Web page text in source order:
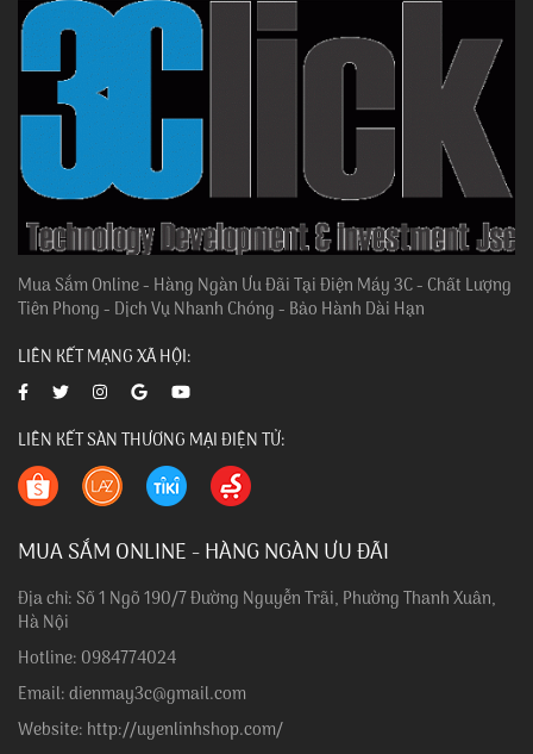
Mua Sắm Online - Hàng Ngàn Ưu Đãi Tại Điện Máy 3C - Chất Lượng
Tiên Phong - Dịch Vụ Nhanh Chóng - Bảo Hành Dài Hạn
LIÊN KẾT MẠNG XÃ HỘI:
LIÊN KẾT SÀN THƯƠNG MẠI ĐIỆN TỬ:
MUA SẮM ONLINE - HÀNG NGÀN ƯU ĐÃI
Địa chỉ: Số 1 Ngõ 190/7 Đường Nguyễn Trãi, Phường Thanh Xuân,
Hà Nội
Hotline: 0984774024
Email: dienmay3c@gmail.com
Website: http://uyenlinhshop.com/